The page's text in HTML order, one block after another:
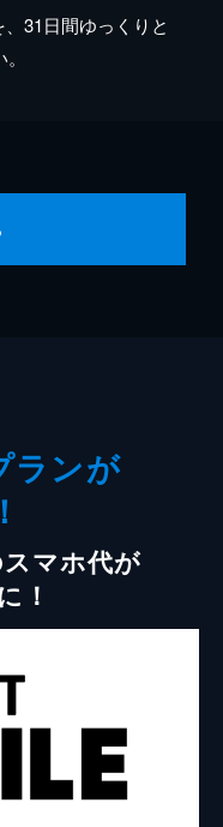
31日間ゆっくりと
ランが
マホ代が
！